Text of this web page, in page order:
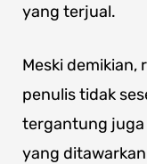
yang terjual.
Meski
penulis tidak
tergantung juga
yang